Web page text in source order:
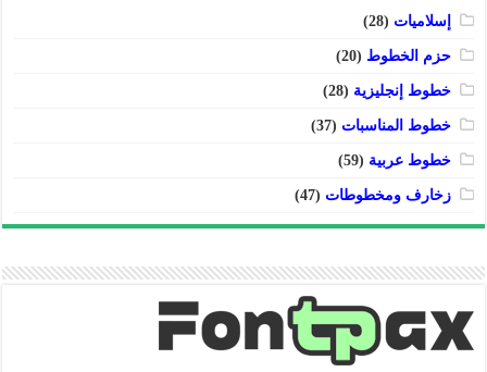
إسلاميات (28)
حزم الخطوط (20)
خطوط إنجليزية (28)
خطوط المناسبات (37)
خطوط عربية (59)
زخارف ومخطوطات (47)